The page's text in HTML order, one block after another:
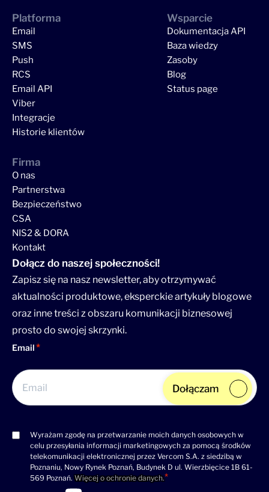
Platforma
Email
SMS
Push
RCS
Email API
Viber
Integracje
Historie klientów
Wsparcie
Dokumentacja API
Baza wiedzy
Zasoby
Blog
Status page
Firma
O nas
Partnerstwa
Bezpieczeństwo
CSA
NIS2 & DORA
Kontakt
Dołącz do naszej społeczności!
Zapisz się na nasz newsletter, aby otrzymywać
aktualności produktowe, eksperckie artykuły blogowe
oraz inne treści z obszaru komunikacji biznesowej
prosto do swojej skrzynki.
Email
Consent
(wymagane)
Wyrażam zgodę na przetwarzanie moich danych osobowych w
celu przesyłania informacji marketingowych za pomocą środków
telekomunikacji elektronicznej przez Vercom S.A. z siedzibą w
Poznaniu, Nowy Rynek Poznań, Budynek D ul. Wierzbięcice 1B 61-
569 Poznań.Więcej o ochronie danych.
Dołączam